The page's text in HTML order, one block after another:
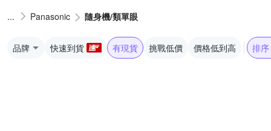
Panasonic 隨身機/類單眼
品牌 快速到貨 有現貨 挑戰低價 價格低到高 排序